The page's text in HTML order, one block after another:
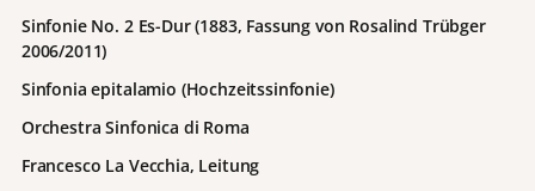
Sinfonie No. 2 Es-Dur (1883, Fassung von Rosalind Trübger
2006/2011)
Sinfonia epitalamio (Hochzeitssinfonie)
Orchestra Sinfonica di Roma
Francesco La Vecchia, Leitung